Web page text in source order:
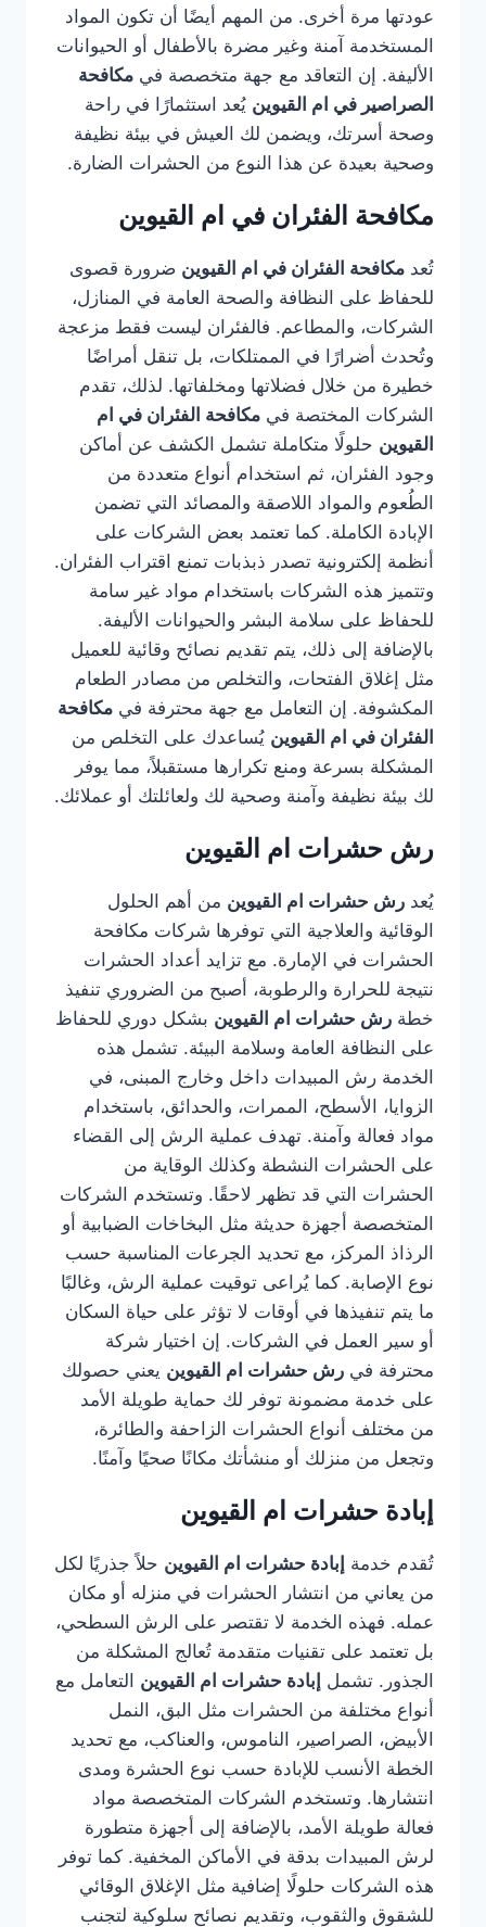
عودتها مرة أخرى. من المهم أيضًا أن تكون المواد
المستخدمة آمنة وغير مضرة بالأطفال أو الحيوانات
الأليفة. إن التعاقد مع جهة متخصصة في مكافحة
الصراصير في ام القيوين يُعد استثمارًا في راحة
وصحة أسرتك، ويضمن لك العيش في بيئة نظيفة
وصحية بعيدة عن هذا النوع من الحشرات الضارة.
مكافحة الفئران في ام القيوين
تُعد مكافحة الفئران في ام القيوين ضرورة قصوى
للحفاظ على النظافة والصحة العامة في المنازل،
الشركات، والمطاعم. فالفئران ليست فقط مزعجة
وتُحدث أضرارًا في الممتلكات، بل تنقل أمراضًا
خطيرة من خلال فضلاتها ومخلفاتها. لذلك، تقدم
الشركات المختصة في مكافحة الفئران في ام
القيوين حلولًا متكاملة تشمل الكشف عن أماكن
وجود الفئران، ثم استخدام أنواع متعددة من
الطُعوم والمواد اللاصقة والمصائد التي تضمن
الإبادة الكاملة. كما تعتمد بعض الشركات على
أنظمة إلكترونية تصدر ذبذبات تمنع اقتراب الفئران.
وتتميز هذه الشركات باستخدام مواد غير سامة
للحفاظ على سلامة البشر والحيوانات الأليفة.
بالإضافة إلى ذلك، يتم تقديم نصائح وقائية للعميل
مثل إغلاق الفتحات، والتخلص من مصادر الطعام
المكشوفة. إن التعامل مع جهة محترفة في مكافحة
الفئران في ام القيوين يُساعدك على التخلص من
المشكلة بسرعة ومنع تكرارها مستقبلاً، مما يوفر
لك بيئة نظيفة وآمنة وصحية لك ولعائلتك أو عملائك.
رش حشرات ام القيوين
يُعد رش حشرات ام القيوين من أهم الحلول
الوقائية والعلاجية التي توفرها شركات مكافحة
الحشرات في الإمارة. مع تزايد أعداد الحشرات
نتيجة للحرارة والرطوبة، أصبح من الضروري تنفيذ
خطة رش حشرات ام القيوين بشكل دوري للحفاظ
على النظافة العامة وسلامة البيئة. تشمل هذه
الخدمة رش المبيدات داخل وخارج المبنى، في
الزوايا، الأسطح، الممرات، والحدائق، باستخدام
مواد فعالة وآمنة. تهدف عملية الرش إلى القضاء
على الحشرات النشطة وكذلك الوقاية من
الحشرات التي قد تظهر لاحقًا. وتستخدم الشركات
المتخصصة أجهزة حديثة مثل البخاخات الضبابية أو
الرذاذ المركز، مع تحديد الجرعات المناسبة حسب
نوع الإصابة. كما يُراعى توقيت عملية الرش، وغالبًا
ما يتم تنفيذها في أوقات لا تؤثر على حياة السكان
أو سير العمل في الشركات. إن اختيار شركة
محترفة في رش حشرات ام القيوين يعني حصولك
على خدمة مضمونة توفر لك حماية طويلة الأمد
من مختلف أنواع الحشرات الزاحفة والطائرة،
وتجعل من منزلك أو منشأتك مكانًا صحيًا وآمنًا.
إبادة حشرات ام القيوين
تُقدم خدمة إبادة حشرات ام القيوين حلاً جذريًا لكل
من يعاني من انتشار الحشرات في منزله أو مكان
عمله. فهذه الخدمة لا تقتصر على الرش السطحي،
بل تعتمد على تقنيات متقدمة تُعالج المشكلة من
الجذور. تشمل إبادة حشرات ام القيوين التعامل مع
أنواع مختلفة من الحشرات مثل البق، النمل
الأبيض، الصراصير، الناموس، والعناكب، مع تحديد
الخطة الأنسب للإبادة حسب نوع الحشرة ومدى
انتشارها. وتستخدم الشركات المتخصصة مواد
فعالة طويلة الأمد، بالإضافة إلى أجهزة متطورة
لرش المبيدات بدقة في الأماكن المخفية. كما توفر
هذه الشركات حلولًا إضافية مثل الإغلاق الوقائي
للشقوق والثقوب، وتقديم نصائح سلوكية لتجنب